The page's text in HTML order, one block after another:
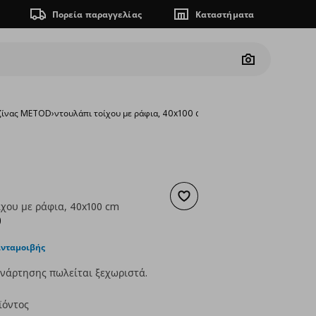
Πορεία παραγγελίας Καταστήματα
Camera
METOD›ντουλάπι τοίχου με ράφια, 40x100 cm
Προσθήκη στα αγαπημένα
με ράφια, 40x100 cm
τιμή
πωλείται ξεχωριστά.